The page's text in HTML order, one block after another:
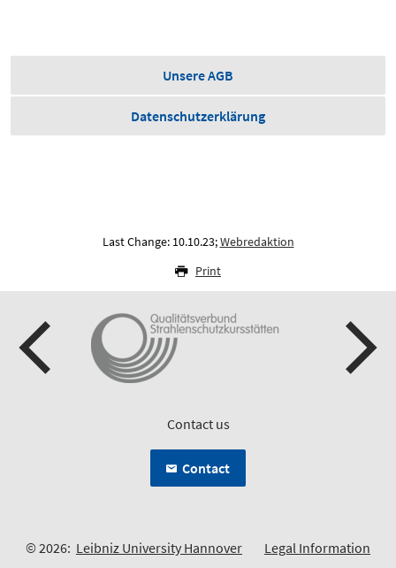
Unsere AGB
Datenschutzerklärung
Last Change: 10.10.23;Webredaktion
Print
Contact us
Contact
© 2026: Leibniz University Hannover Legal Information